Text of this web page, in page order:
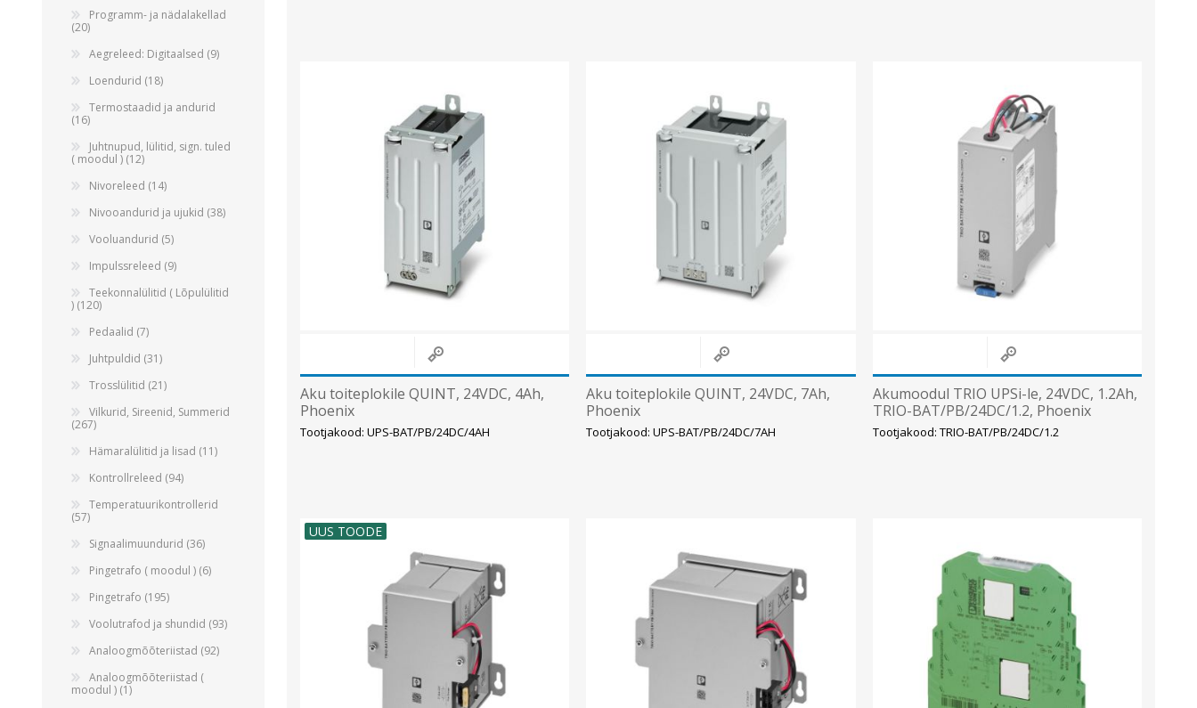
Aku toiteplokile QUINT, 24VDC, 4Ah,
Phoenix
Tootjakood: UPS-BAT/PB/24DC/4AH
Aku toiteplokile QUINT, 24VDC, 7Ah,
Phoenix
Tootjakood: UPS-BAT/PB/24DC/7AH
Akumoodul TRIO UPSi-le, 24VDC, 1.2Ah,
TRIO-BAT/PB/24DC/1.2, Phoenix
Tootjakood: TRIO-BAT/PB/24DC/1.2
UUS TOODE
Programm- ja nädalakellad
(20)
Aegreleed: Digitaalsed (9)
Loendurid (18)
Termostaadid ja andurid
(16)
Juhtnupud, lülitid, sign. tuled
( moodul ) (12)
Nivoreleed (14)
Nivooandurid ja ujukid (38)
Vooluandurid (5)
Impulssreleed (9)
Teekonnalülitid ( Lõpulülitid
) (120)
Pedaalid (7)
Juhtpuldid (31)
Trosslülitid (21)
Vilkurid, Sireenid, Summerid
(267)
Hämaralülitid ja lisad (11)
Kontrollreleed (94)
Temperatuurikontrollerid
(57)
Signaalimuundurid (36)
Pingetrafo ( moodul ) (6)
Pingetrafo (195)
Voolutrafod ja shundid (93)
Analoogmõõteriistad (92)
Analoogmõõteriistad (
moodul ) (1)